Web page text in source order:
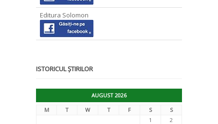
Editura Solomon
ISTORICUL ȘTIRILOR
AUGUST 2026
M
T W T F S
S
1
2